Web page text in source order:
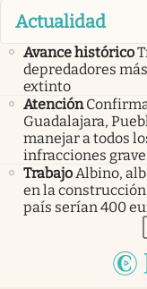
Actualidad
Avance histórico
depredadores
extinto
Atención
Guadalajara,
manejar a todos
infracciones
TrabajoAlbino,
en la
país serían 400